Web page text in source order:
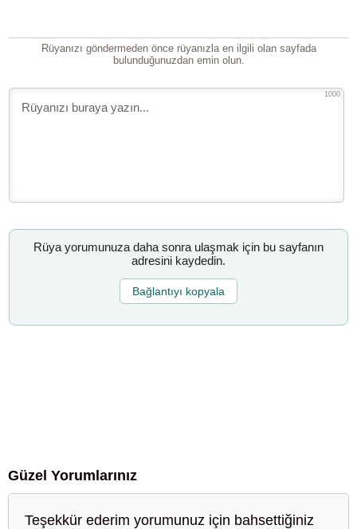
Rüyanızı göndermeden önce rüyanızla en ilgili olan sayfada
bulunduğunuzdan emin olun.
1000
Rüya yorumunuza daha sonra ulaşmak için bu sayfanın
adresini kaydedin.
Bağlantıyı kopyala
Güzel Yorumlarınız
Teşekkür ederim yorumunuz için bahsettiğiniz